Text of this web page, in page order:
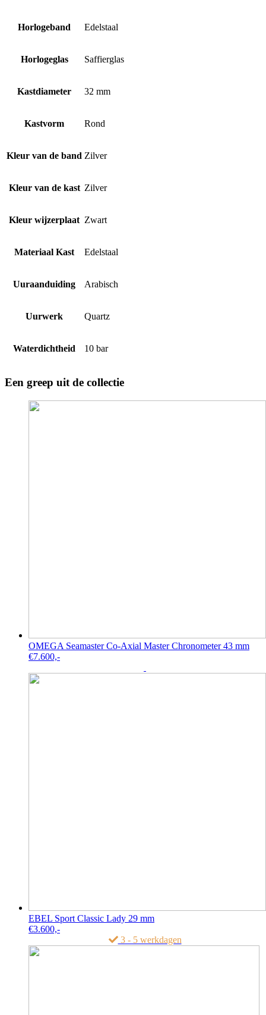
Horlogeband Edelstaal
Horlogeglas Saffierglas
Kastdiameter 32 mm
Kastvorm Rond
Kleur van de band Zilver
Kleur van de kast Zilver
Kleur wijzerplaat Zwart
Materiaal Kast Edelstaal
Uuraanduiding Arabisch
Uurwerk Quartz
Waterdichtheid 10 bar
Een greep uit de collectie
OMEGA Seamaster Co-Axial Master Chronometer 43 mm
€7.600,-
EBEL Sport Classic Lady 29 mm
€3.600,-
3 - 5 werkdagen